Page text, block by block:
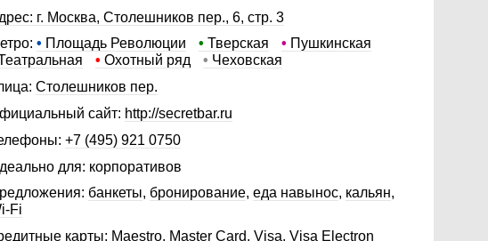
г. Москва, Столешников пер., 6, стр. 3
• Площадь Революции • Тверская • Пушкинская
• Охотный ряд • Чеховская
Столешников пер.
сайт: http://secretbar.ru
+7 (495) 921 0750
для: корпоративов
банкеты, бронирование, еда навынос, кальян,
Fi
карты: Maestro, Master Card, Visa, Visa Electron